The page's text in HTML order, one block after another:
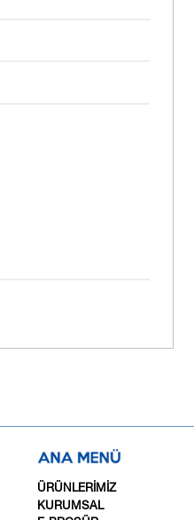
ÜRÜNLERİMİZ
KURUMSAL